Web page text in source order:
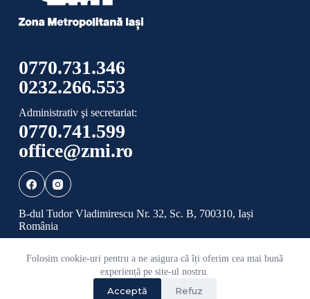
Folosim cookie-uri pentru a ne asigura că îți oferim cea mai bună
experiență pe site-ul nostru.
Acceptă Refuz
0770.731.346
0232.266.553
Administrativ şi secretariat:
0770.741.599
office@zmi.ro
B-dul Tudor Vladimirescu Nr. 32, Sc. B, 700310, Iași
România
2026 Toate drepturile rezervate ADI ZONA
Politică de confidențialitate